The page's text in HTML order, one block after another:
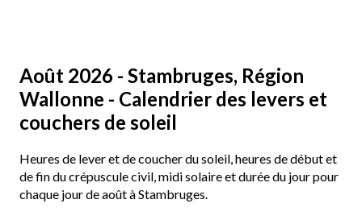
Août 2026 - Stambruges, Région
Wallonne - Calendrier des levers et
couchers de soleil
Heures de lever et de coucher du soleil, heures de début et
de fin du crépuscule civil, midi solaire et durée du jour pour
chaque jour de août à Stambruges.